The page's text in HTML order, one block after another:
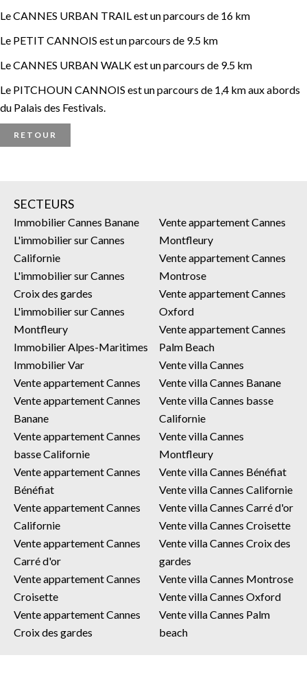
Le CANNES URBAN TRAIL est un parcours de 16 km
Le PETIT CANNOIS est un parcours de 9.5 km
Le CANNES URBAN WALK est un parcours de 9.5 km
Le PITCHOUN CANNOIS est un parcours de 1,4 km aux abords
du Palais des Festivals.
RETOUR
SECTEURS
Immobilier Cannes Banane
L'immobilier sur Cannes
Californie
L'immobilier sur Cannes
Croix des gardes
L'immobilier sur Cannes
Montfleury
Immobilier Alpes-Maritimes
Immobilier Var
Vente appartement Cannes
Vente appartement Cannes
Banane
Vente appartement Cannes
basse Californie
Vente appartement Cannes
Bénéfiat
Vente appartement Cannes
Californie
Vente appartement Cannes
Carré d'or
Vente appartement Cannes
Croisette
Vente appartement Cannes
Croix des gardes
Vente appartement Cannes
Montfleury
Vente appartement Cannes
Montrose
Vente appartement Cannes
Oxford
Vente appartement Cannes
Palm Beach
Vente villa Cannes
Vente villa Cannes Banane
Vente villa Cannes basse
Californie
Vente villa Cannes
Montfleury
Vente villa Cannes Bénéfiat
Vente villa Cannes Californie
Vente villa Cannes Carré d'or
Vente villa Cannes Croisette
Vente villa Cannes Croix des
gardes
Vente villa Cannes Montrose
Vente villa Cannes Oxford
Vente villa Cannes Palm
beach